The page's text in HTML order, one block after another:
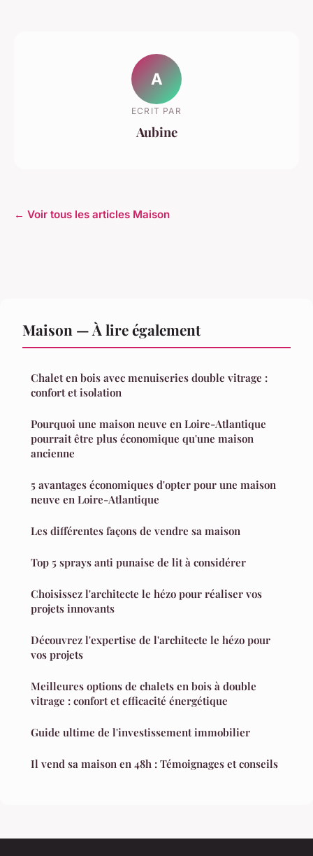
A
ECRIT PAR
Aubine
← Voir tous les articles Maison
Maison — À lire également
Chalet en bois avec menuiseries double vitrage :
confort et isolation
Pourquoi une maison neuve en Loire-Atlantique
pourrait être plus économique qu'une maison
ancienne
5 avantages économiques d'opter pour une maison
neuve en Loire-Atlantique
Les différentes façons de vendre sa maison
Top 5 sprays anti punaise de lit à considérer
Choisissez l'architecte le hézo pour réaliser vos
projets innovants
Découvrez l'expertise de l'architecte le hézo pour
vos projets
Meilleures options de chalets en bois à double
vitrage : confort et efficacité énergétique
Guide ultime de l'investissement immobilier
Il vend sa maison en 48h : Témoignages et conseils